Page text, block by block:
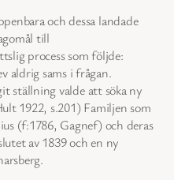
och dessa landade
till
process som följde:
aldrig sams i frågan.
ställning valde att söka ny
1922, s.201) Familjen som
(f:1786, Gagnef) och deras
av 1839 och en ny